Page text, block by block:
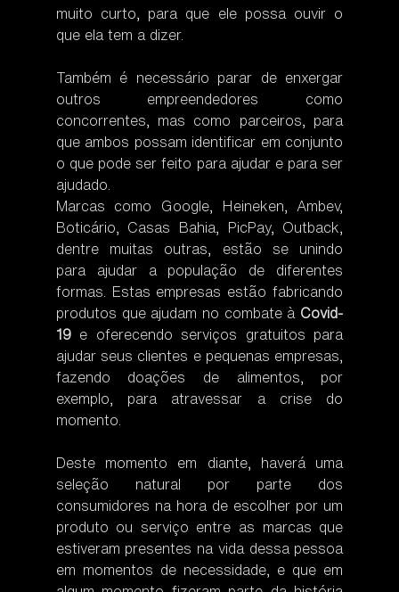
muito curto, para que ele possa ouvir o
que ela tem a dizer.
Também é necessário parar de enxergar
outros empreendedores como
concorrentes, mas como parceiros, para
que ambos possam identificar em conjunto
o que pode ser feito para ajudar e para ser
ajudado.
Marcas como Google, Heineken, Ambev,
Boticário, Casas Bahia, PicPay, Outback,
dentre muitas outras, estão se unindo
para ajudar a população de diferentes
formas. Estas empresas estão fabricando
produtos que ajudam no combate à Covid-
19 e oferecendo serviços gratuitos para
ajudar seus clientes e pequenas empresas,
fazendo doações de alimentos, por
exemplo, para atravessar a crise do
momento.
Deste momento em diante, haverá uma
seleção natural por parte dos
consumidores na hora de escolher por um
produto ou serviço entre as marcas que
estiveram presentes na vida dessa pessoa
em momentos de necessidade, e que em